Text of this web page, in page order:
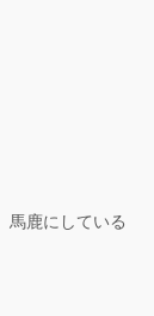
馬鹿にしている